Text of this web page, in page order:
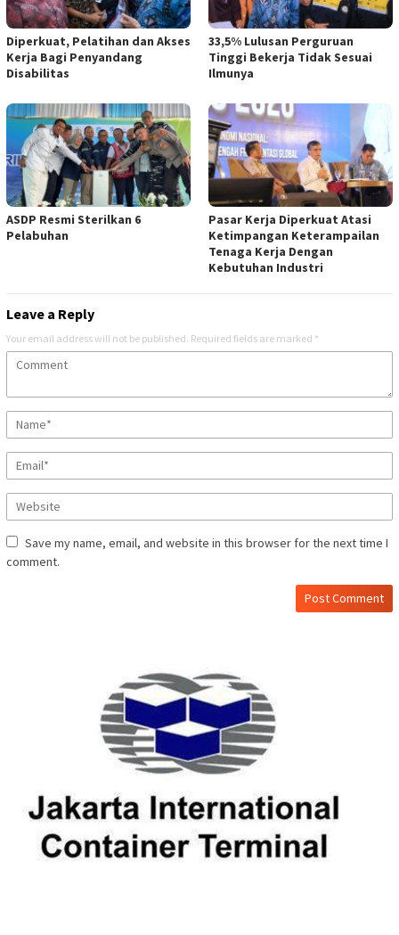
Diperkuat, Pelatihan dan Akses
Kerja Bagi Penyandang
Disabilitas
33,5% Lulusan Perguruan
Tinggi Bekerja Tidak Sesuai
Ilmunya
ASDP Resmi Sterilkan 6
Pelabuhan
Pasar Kerja Diperkuat Atasi
Ketimpangan Keterampailan
Tenaga Kerja Dengan
Kebutuhan Industri
Leave a Reply
Your email address will not be published. Required fields are marked *
Save my name, email, and website in this browser for the next time I
comment.